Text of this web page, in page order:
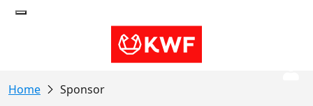
Sponsor